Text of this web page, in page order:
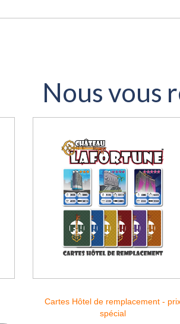
Nous vous
Cartes Hôtel de remplacement -
spécial